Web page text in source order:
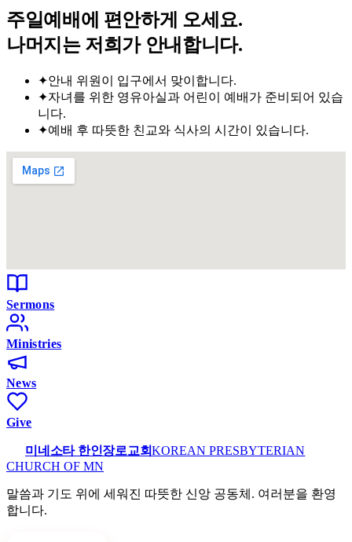
주일예배에 편안하게 오세요.
나머지는 저희가 안내합니다.
✦안내 위원이 입구에서 맞이합니다.
✦자녀를 위한 영유아실과 어린이 예배가 준비되어 있습
니다.
✦예배 후 따뜻한 친교와 식사의 시간이 있습니다.
Sermons
Ministries
News
Give
미네소타 한인장로교회KOREAN PRESBYTERIAN
CHURCH OF MN
말씀과 기도 위에 세워진 따뜻한 신앙 공동체. 여러분을 환영
합니다.